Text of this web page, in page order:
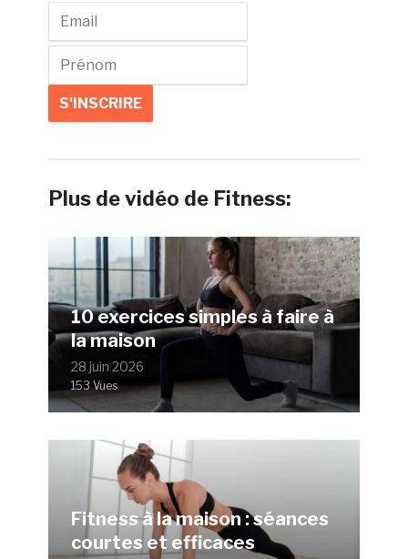
Plus de vidéo de Fitness:
10 exercices simples à faire à
la maison
28 juin 2026
153 Vues
Fitness à la maison : séances
courtes et efficaces